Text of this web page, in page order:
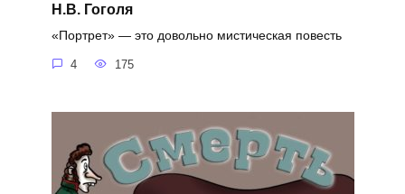
Н.В. Гоголя
«Портрет» — это довольно мистическая повесть
4 175